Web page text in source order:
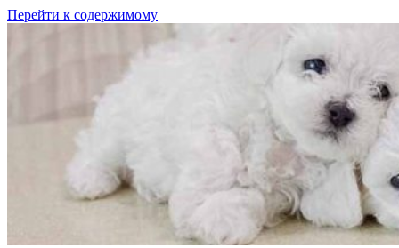
Перейти к содержимому